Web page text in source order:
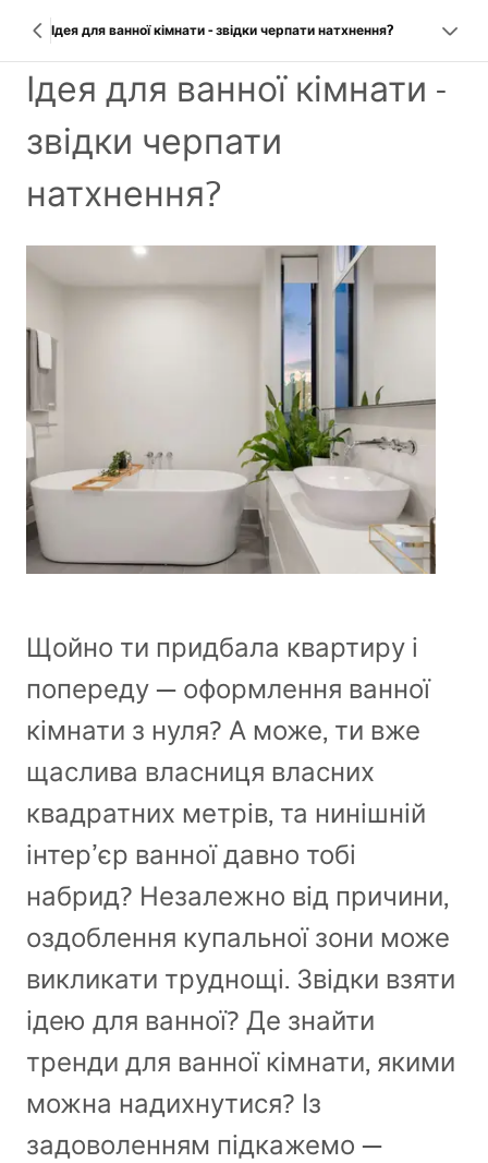
Ідея для ванної кімнати - звідки черпати натхнення?
Ідея для ванної кімнати -
звідки черпати
натхнення?
Щойно ти придбала квартиру і
попереду — оформлення ванної
кімнати з нуля? А може, ти вже
щаслива власниця власних
квадратних метрів, та нинішній
інтер’єр ванної давно тобі
набрид? Незалежно від причини,
оздоблення купальної зони може
викликати труднощі. Звідки взяти
ідею для ванної? Де знайти
тренди для ванної кімнати, якими
можна надихнутися? Із
задоволенням підкажемо —